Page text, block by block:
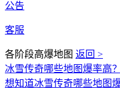
公告
客服
各阶段高爆地图 返回 >
冰雪传奇哪些地图爆率高
想知道冰雪传奇哪些地图